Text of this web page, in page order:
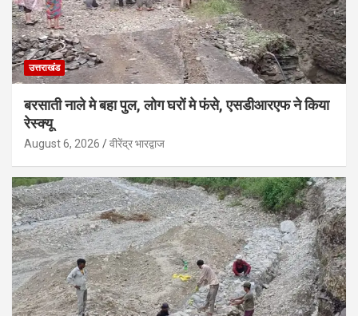
उत्तराखंड
बरसाती नाले मे बहा पुल, लोग घरों मे फंसे, एसडीआरएफ ने किया
रेस्क्यू
August 6, 2026 वीरेंद्र भारद्वाज